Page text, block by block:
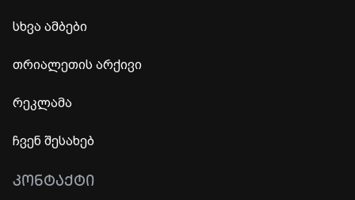
სხვა ამბები
თრიალეთის არქივი
რეკლამა
ჩვენ შესახებ
ᲙᲝᲜᲢᲐᲥᲢᲘ